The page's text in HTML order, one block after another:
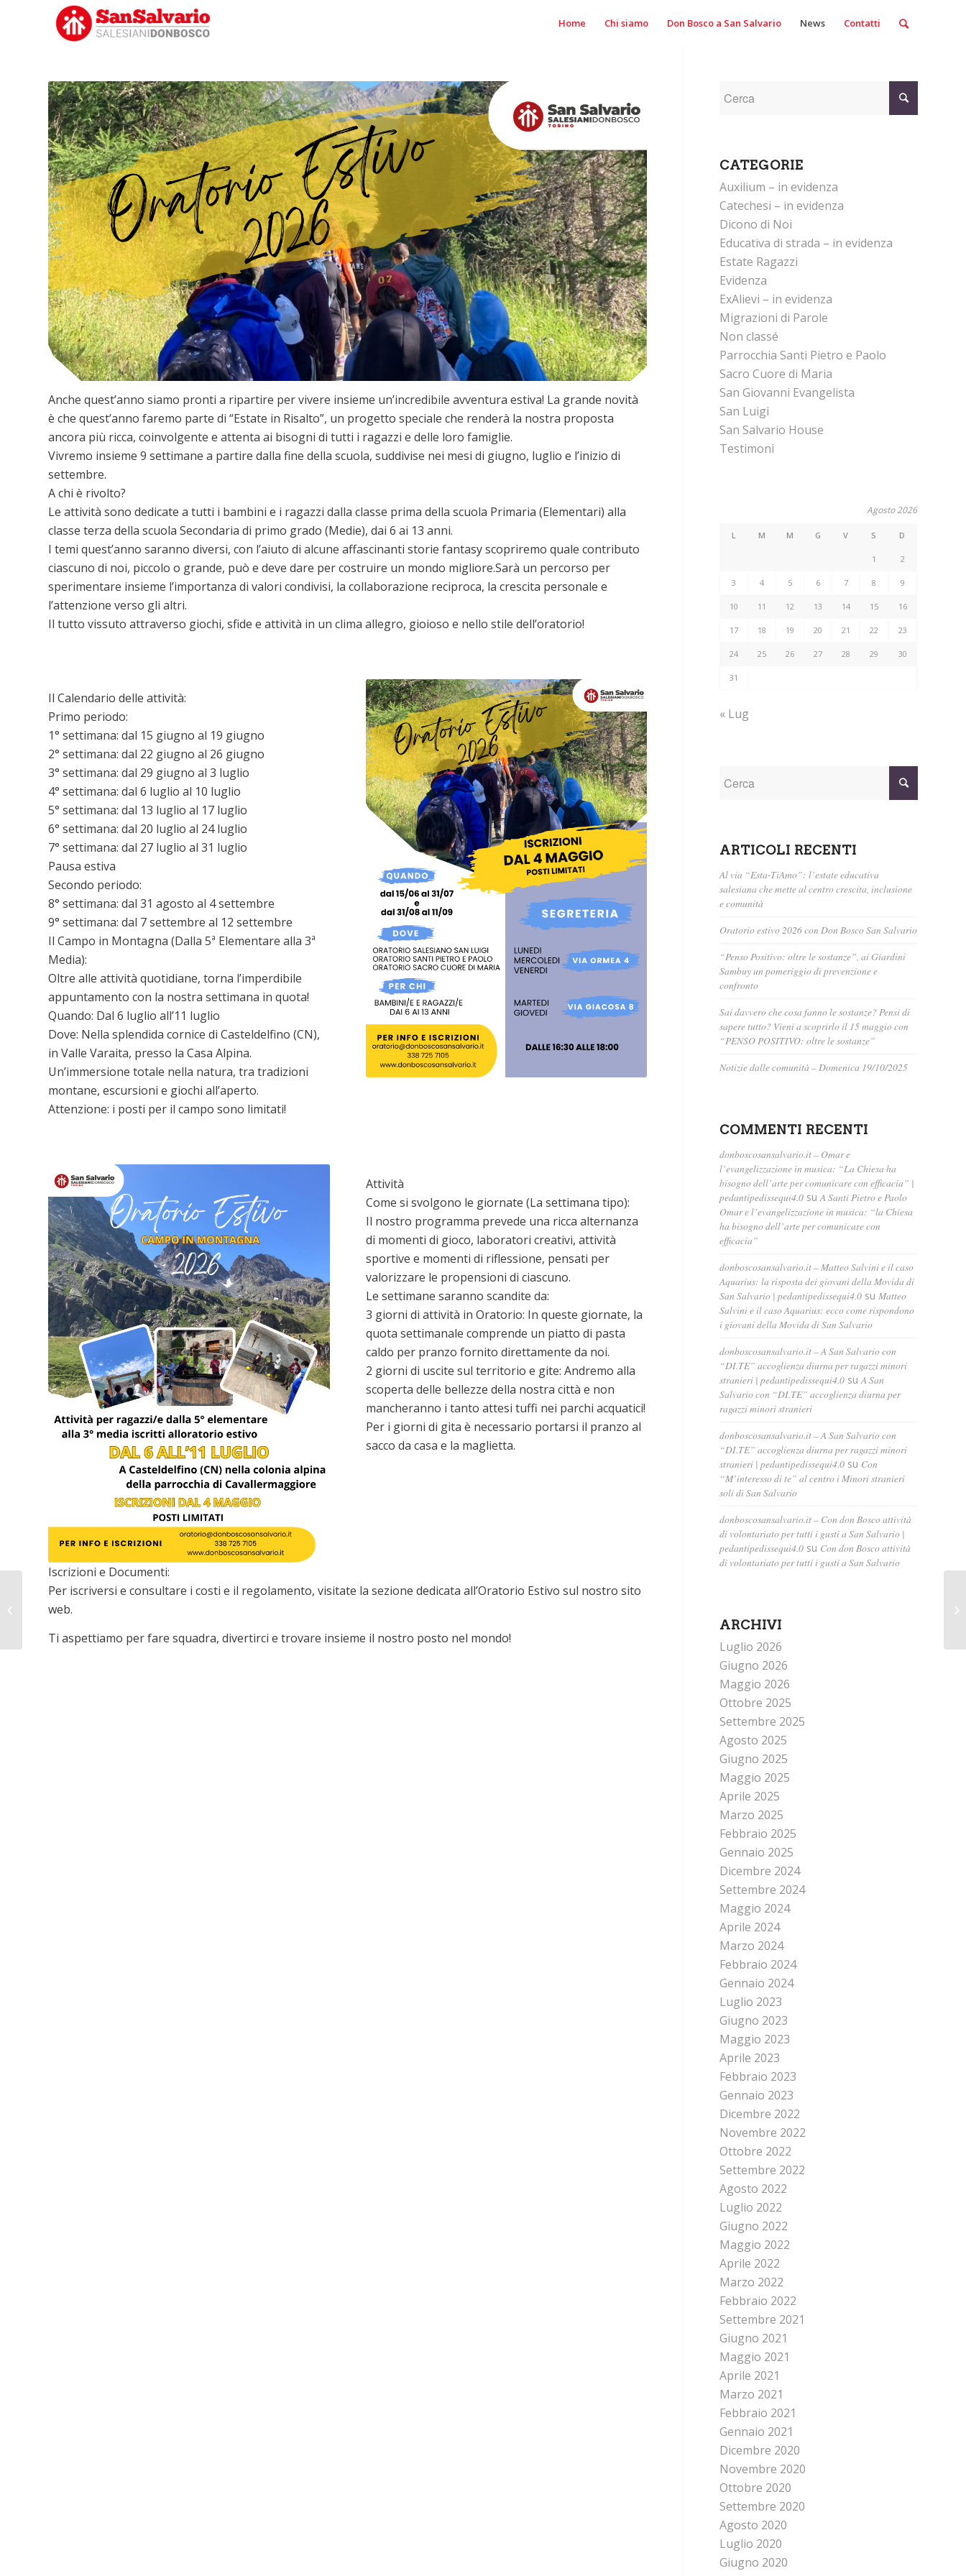
Home Chi siamo Don Bosco a San Salvario News Contatti
Anche quest’anno siamo pronti a ripartire per vivere insieme un’incredibile avventura estiva! La grande novità
è che quest’anno faremo parte di “Estate in Risalto”, un progetto speciale che renderà la nostra proposta
ancora più ricca, coinvolgente e attenta ai bisogni di tutti i ragazzi e delle loro famiglie.
​Vivremo insieme 9 settimane a partire dalla fine della scuola, suddivise nei mesi di giugno, luglio e l’inizio di
settembre.
​A chi è rivolto?
Le attività sono dedicate a tutti i bambini e i ragazzi dalla classe prima della scuola Primaria (Elementari) alla
classe terza della scuola Secondaria di primo grado (Medie), dai 6 ai 13 anni.
I temi quest’anno saranno diversi, con l’aiuto di alcune affascinanti storie fantasy scopriremo quale contributo
ciascuno di noi, piccolo o grande, può e deve dare per costruire un mondo migliore.Sarà un percorso per
sperimentare insieme l’importanza di valori condivisi, la collaborazione reciproca, la crescita personale e
l’attenzione verso gli altri.
Il tutto vissuto attraverso giochi, sfide e attività in un clima allegro, gioioso e nello stile dell’oratorio!
​Il Calendario delle attività:
​Primo periodo:
1° settimana: dal 15 giugno al 19 giugno
2° settimana: dal 22 giugno al 26 giugno
3° settimana: dal 29 giugno al 3 luglio
4° settimana: dal 6 luglio al 10 luglio
5° settimana: dal 13 luglio al 17 luglio
6° settimana: dal 20 luglio al 24 luglio
7° settimana: dal 27 luglio al 31 luglio
​Pausa estiva
Secondo periodo:
8° settimana: dal 31 agosto al 4 settembre
9° settimana: dal 7 settembre al 12 settembre
Il Campo in Montagna (Dalla 5ª Elementare alla 3ª
Media):
Oltre alle attività quotidiane, torna l’imperdibile
appuntamento con la nostra settimana in quota!
​Quando: Dal 6 luglio all’11 luglio
​Dove: Nella splendida cornice di Casteldelfino (CN),
in Valle Varaita, presso la Casa Alpina.
Un’immersione totale nella natura, tra tradizioni
montane, escursioni e giochi all’aperto.
Attenzione: i posti per il campo sono limitati!
​Attività
Come si svolgono le giornate (La settimana tipo):
Il nostro programma prevede una ricca alternanza
di momenti di gioco, laboratori creativi, attività
sportive e momenti di riflessione, pensati per
valorizzare le propensioni di ciascuno.
​Le settimane saranno scandite da:
​3 giorni di attività in Oratorio: In queste giornate, la
quota settimanale comprende un piatto di pasta
caldo per pranzo fornito direttamente da noi.
​2 giorni di uscite sul territorio e gite: Andremo alla
scoperta delle bellezze della nostra città e non
mancheranno i tanto attesi tuffi nei parchi acquatici!
Per i giorni di gita è necessario portarsi il pranzo al
sacco da casa e la maglietta.
Iscrizioni e Documenti:
Per iscriversi e consultare i costi e il regolamento, visitate la sezione dedicata all’Oratorio Estivo sul nostro sito
web.
​Ti aspettiamo per fare squadra, divertirci e trovare insieme il nostro posto nel mondo!
CATEGORIE
Auxilium – in evidenza
Catechesi – in evidenza
Dicono di Noi
Educativa di strada – in evidenza
Estate Ragazzi
Evidenza
ExAlievi – in evidenza
Migrazioni di Parole
Non classé
Parrocchia Santi Pietro e Paolo
Sacro Cuore di Maria
San Giovanni Evangelista
San Luigi
San Salvario House
Testimoni
Agosto 2026
L M M G V S D
1 2
3 4 5 6 7 8 9
10 11 12 13 14 15 16
17 18 19 20 21 22 23
24 25 26 27 28 29 30
31
« Lug
ARTICOLI RECENTI
Al via “Esta-TiAmo”: l’estate educativa
salesiana che mette al centro crescita, inclusione
e comunità
Oratorio estivo 2026 con Don Bosco San Salvario
“Penso Positivo: oltre le sostanze”, ai Giardini
Sambuy un pomeriggio di prevenzione e
confronto
Sai davvero che cosa fanno le sostanze? Pensi di
sapere tutto? Vieni a scoprirlo il 15 maggio con
“PENSO POSITIVO: oltre le sostanze”
Notizie dalle comunità – Domenica 19/10/2025
COMMENTI RECENTI
donboscosansalvario.it – Omar e
l’evangelizzazione in musica: “La Chiesa ha
bisogno dell’arte per comunicare con efficacia” |
pedantipedissequi4.0 suA Santi Pietro e Paolo
Omar e l’evangelizzazione in musica: “la Chiesa
ha bisogno dell’arte per comunicare con
efficacia”
donboscosansalvario.it – Matteo Salvini e il caso
Aquarius: la risposta dei giovani della Movida di
San Salvario | pedantipedissequi4.0 suMatteo
Salvini e il caso Aquarius: ecco come rispondono
i giovani della Movida di San Salvario
donboscosansalvario.it – A San Salvario con
“DI.TE” accoglienza diurna per ragazzi minori
stranieri | pedantipedissequi4.0 suA San
Salvario con “DI.TE” accoglienza diurna per
ragazzi minori stranieri
donboscosansalvario.it – A San Salvario con
“DI.TE” accoglienza diurna per ragazzi minori
stranieri | pedantipedissequi4.0 su Con
“M’interesso di te” al centro i Minori stranieri
soli di San Salvario
donboscosansalvario.it – Con don Bosco attività
di volontariato per tutti i gusti a San Salvario |
pedantipedissequi4.0 su Con don Bosco attività
di volontariato per tutti i gusti a San Salvario
ARCHIVI
Luglio 2026
Giugno 2026
Maggio 2026
Ottobre 2025
Settembre 2025
Agosto 2025
Giugno 2025
Maggio 2025
Aprile 2025
Marzo 2025
Febbraio 2025
Gennaio 2025
Dicembre 2024
Settembre 2024
Maggio 2024
Aprile 2024
Marzo 2024
Febbraio 2024
Gennaio 2024
Luglio 2023
Giugno 2023
Maggio 2023
Aprile 2023
Febbraio 2023
Gennaio 2023
Dicembre 2022
Novembre 2022
Ottobre 2022
Settembre 2022
Agosto 2022
Luglio 2022
Giugno 2022
Maggio 2022
Aprile 2022
Marzo 2022
Febbraio 2022
Settembre 2021
Giugno 2021
Maggio 2021
Aprile 2021
Marzo 2021
Febbraio 2021
Gennaio 2021
Dicembre 2020
Novembre 2020
Ottobre 2020
Settembre 2020
Agosto 2020
Luglio 2020
Giugno 2020
“Penso Positivo: oltre
le sostanze”, ai
pomeriggio di...